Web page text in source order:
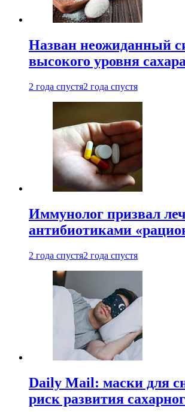
Назван неожиданный
высокого уровня
2 года спустя2 года спустя
Иммунолог призвал
антибиотиками
2 года спустя2 года спустя
Daily Mail: маски для
риск развития